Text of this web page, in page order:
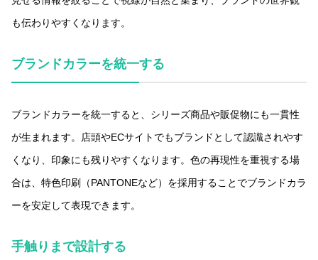
も伝わりやすくなります。
ブランドカラーを統一する
ブランドカラーを統一すると、シリーズ商品や販促物にも一貫性
が生まれます。店頭やECサイトでもブランドとして認識されやす
くなり、印象にも残りやすくなります。色の再現性を重視する場
合は、特色印刷（PANTONEなど）を採用することでブランドカラ
ーを安定して表現できます。
手触りまで設計する